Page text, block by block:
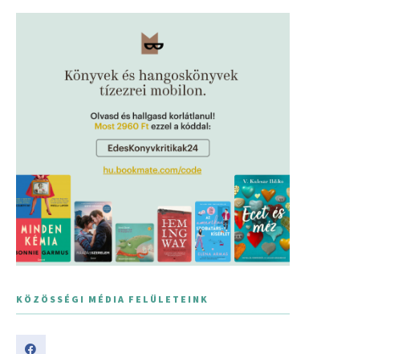
KÖZÖSSÉGI MÉDIA FELÜLETEINK